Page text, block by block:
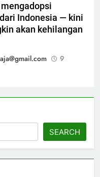
Indonesia — kini
akan kehilangan
9
SEARCH